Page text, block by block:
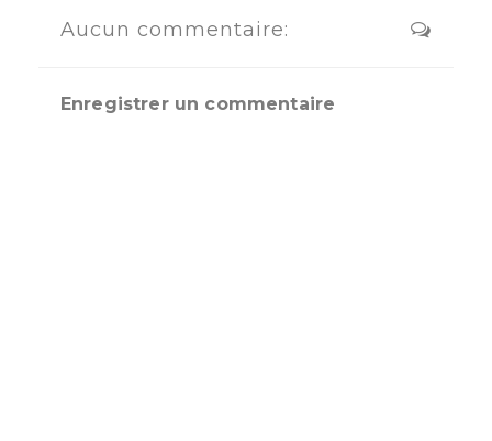
Aucun commentaire:
Enregistrer un commentaire